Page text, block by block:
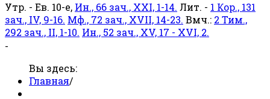
Утр. - Ев. 10-е, Ин., 66 зач., XXI, 1-14. Лит. - 1 Кор., 131
зач., IV, 9-16. Мф., 72 зач., XVII, 14-23. Вмч.: 2 Тим.,
292 зач., II, 1-10. Ин., 52 зач., XV, 17 - XVI, 2.
-
Вы здесь:
Главная/